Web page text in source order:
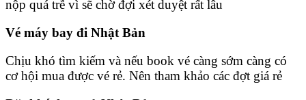
nộp quá trễ vì sẽ chờ đợi xét duyệt rất lâu
Vé máy bay đi Nhật Bản
Chịu khó tìm kiếm và nếu book vé càng sớm càng có
cơ hội mua được vé rẻ. Nên tham khảo các đợt giá rẻ